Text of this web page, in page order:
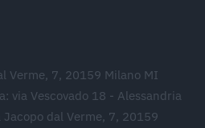
Verme, 7, 20159 Milano MI
via Vescovado 18 - Alessandria
Jacopo dal Verme, 7, 20159